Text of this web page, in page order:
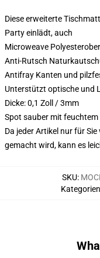
Diese erweiterte
Party einlädt, auch
Microweave
Anti-Rutsch
Antifray Kanten und
Unterstützt optische und
Dicke: 0,1 Zoll / 3mm
Spot sauber mit feuchtem
Da jeder Artikel nur für
gemacht wird, kann es
SKU:
Kategorien